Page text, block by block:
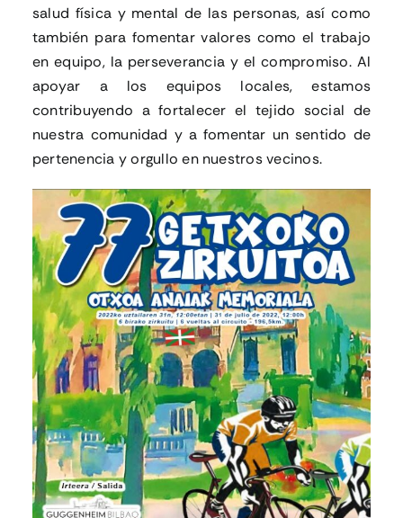
salud física y mental de las personas, así como
también para fomentar valores como el trabajo
en equipo, la perseverancia y el compromiso. Al
apoyar a los equipos locales, estamos
contribuyendo a fortalecer el tejido social de
nuestra comunidad y a fomentar un sentido de
pertenencia y orgullo en nuestros vecinos.